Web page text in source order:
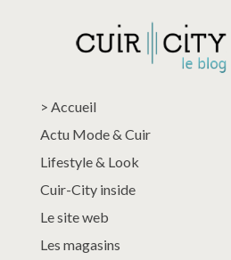
> Accueil
Actu Mode & Cuir
Lifestyle & Look
Cuir-City inside
Le site web
Les magasins